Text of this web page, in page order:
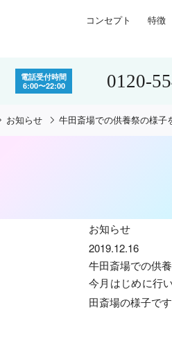
コンセプト 特徴
電話受付時間
6:00〜22:00
0120-
お知らせ 牛田斎場での供養祭の様子
お知らせ
2019.12.16
牛田斎場での供
今月はじめに行
田斎場の様子です